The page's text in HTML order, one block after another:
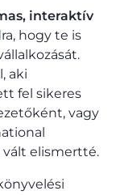
interaktív
hogy te is
aki
fel sikeres
vagy
vált elismertté.